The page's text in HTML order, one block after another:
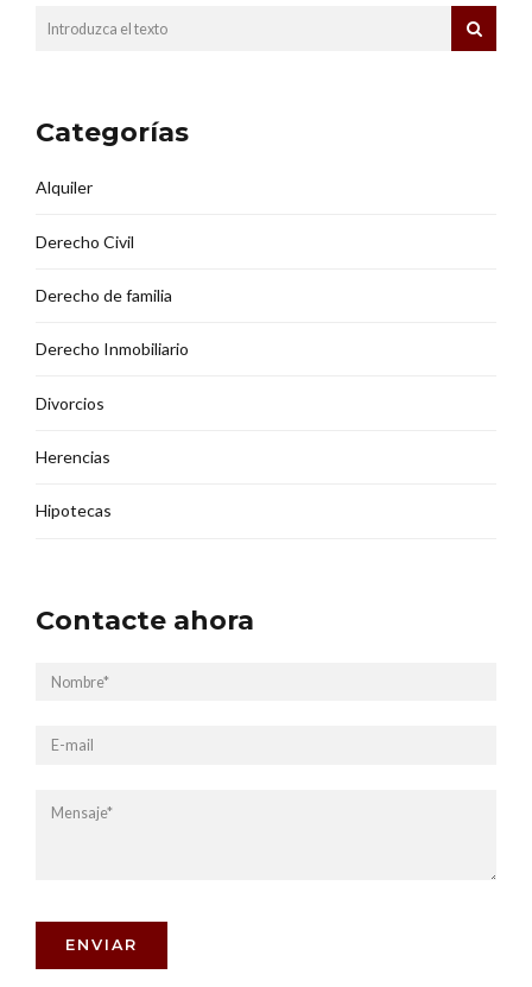
Categorías
Alquiler
Derecho Civil
Derecho de familia
Derecho Inmobiliario
Divorcios
Herencias
Hipotecas
Contacte ahora